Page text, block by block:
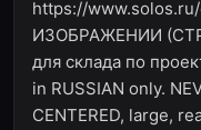
https://
ИЗОБРАЖЕНИИ
для склада по
in RUSSIAN only.
CENTERED, large,